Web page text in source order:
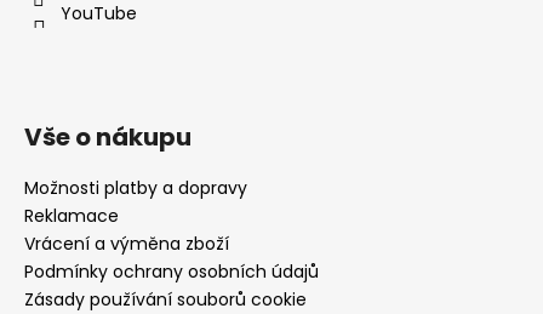
YouTube
Vše o nákupu
Možnosti platby a dopravy
Reklamace
Vrácení a výměna zboží
Podmínky ochrany osobních údajů
Zásady používání souborů cookie